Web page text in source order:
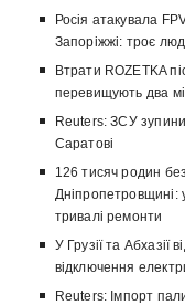
Росія атакувала
Запоріжжі: троє
Втрати ROZETKA
перевищують два
Reuters: ЗСУ
Саратові
126 тисяч родин
тривалі ремонти
У Грузії та Абхазії
відключення
Reuters: Імпорт